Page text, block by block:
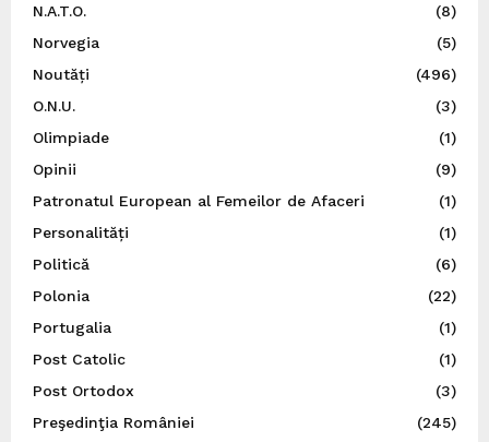
N.A.T.O.
(8)
Norvegia
(5)
Noutăți
(496)
O.N.U.
(3)
Olimpiade
(1)
Opinii
(9)
Patronatul European al Femeilor de Afaceri
(1)
Personalități
(1)
Politică
(6)
Polonia
(22)
Portugalia
(1)
Post Catolic
(1)
Post Ortodox
(3)
Preşedinţia României
(245)